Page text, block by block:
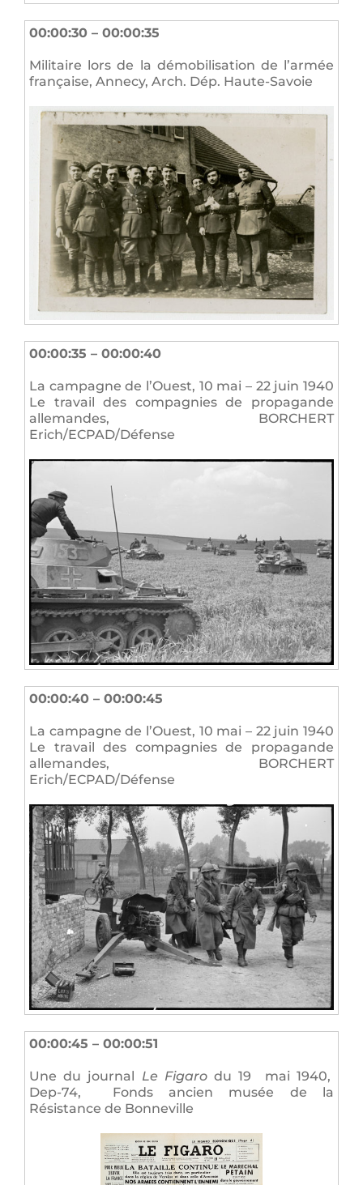
00:00:30 – 00:00:35
Militaire lors de la démobilisation de l’armée
française, Annecy, Arch. Dép. Haute-Savoie
00:00:35 – 00:00:40
La campagne de l’Ouest, 10 mai – 22 juin 1940
Le travail des compagnies de propagande
allemandes, BORCHERT
Erich/ECPAD/Défense
00:00:40 – 00:00:45
La campagne de l’Ouest, 10 mai – 22 juin 1940
Le travail des compagnies de propagande
allemandes, BORCHERT
Erich/ECPAD/Défense
00:00:45 – 00:00:51
Une du journal Le Figarodu 19 mai 1940,
Dep-74, Fonds ancien musée de la
Résistance de Bonneville